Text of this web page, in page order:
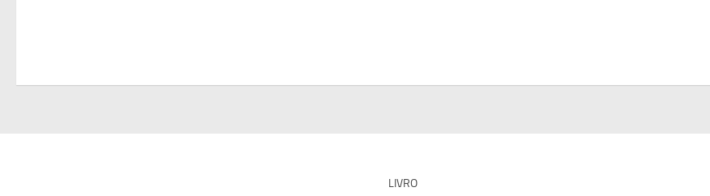
LIVRO